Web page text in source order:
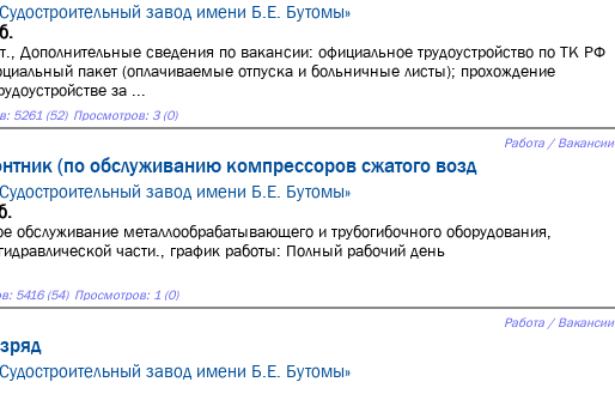
завод имени Б.Е. Бутомы»
Дополнительные сведения по вакансии: официальное трудоустройство по ТК РФ
пакет (оплачиваемые отпуска и больничные листы); прохождение
за ...
5261 (52) Просмотров: 3 (0)
Работа / Вакансии
(по обслуживанию компрессоров сжатого возд
завод имени Б.Е. Бутомы»
обслуживание металлообрабатывающего и трубогибочного оборудования,
части., график работы: Полный рабочий день
5416 (54) Просмотров: 1 (0)
Работа / Вакансии
завод имени Б.Е. Бутомы»